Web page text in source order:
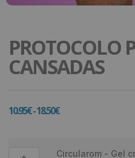
PROTOCOLO
CANSADAS
10.95€-18.50€
Circularom - Gel